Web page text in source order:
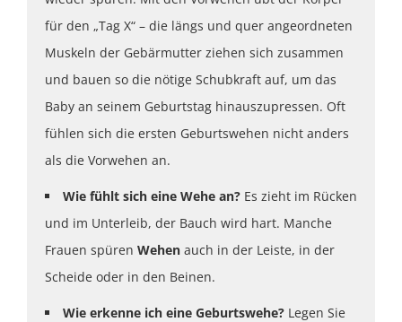
für den „Tag X“ – die längs und quer angeordneten
Muskeln der Gebärmutter ziehen sich zusammen
und bauen so die nötige Schubkraft auf, um das
Baby an seinem Geburtstag hinauszupressen. Oft
fühlen sich die ersten Geburtswehen nicht anders
als die Vorwehen an.
Wie fühlt sich eine Wehe an? Es zieht im Rücken
und im Unterleib, der Bauch wird hart. Manche
Frauen spüren Wehen auch in der Leiste, in der
Scheide oder in den Beinen.
Wie erkenne ich eine Geburtswehe? Legen Sie